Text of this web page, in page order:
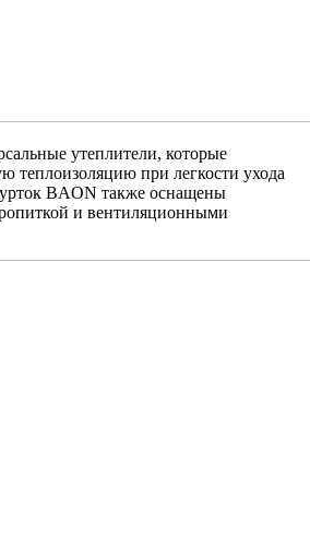
утеплители, которые
теплоизоляцию при легкости ухода
BAON также оснащены
и вентиляционными